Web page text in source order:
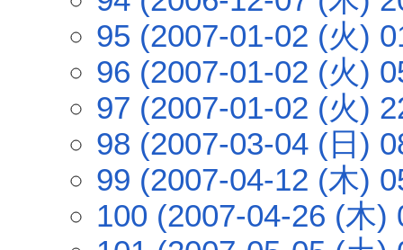
95 (2007-01-02 (火)
96 (2007-01-02 (火)
97 (2007-01-02 (火)
98 (2007-03-04 (日)
99 (2007-04-12 (木)
100 (2007-04-26 (木)